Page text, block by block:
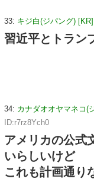
33: キジ白(ジパング) [KR]
習近平とトラン
34: カナダオオヤマネコ(
ID:r7rz8Ych0
アメリカの公式
いらしいけど
これも計画通り